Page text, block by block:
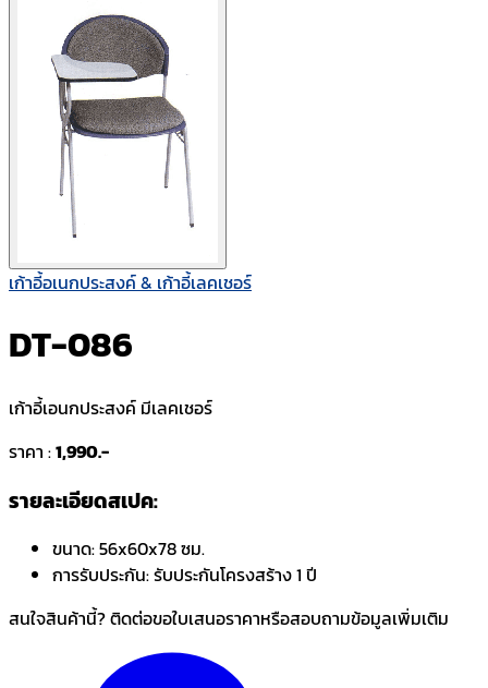
เก้าอี้อเนกประสงค์ & เก้าอี้เลคเชอร์
DT-086
เก้าอี้เอนกประสงค์ มีเลคเชอร์
ราคา :1,990.-
รายละเอียดสเปค:
ขนาด:56x60x78 ซม.
การรับประกัน:รับประกันโครงสร้าง 1 ปี
สนใจสินค้านี้? ติดต่อขอใบเสนอราคาหรือสอบถามข้อมูลเพิ่มเติม